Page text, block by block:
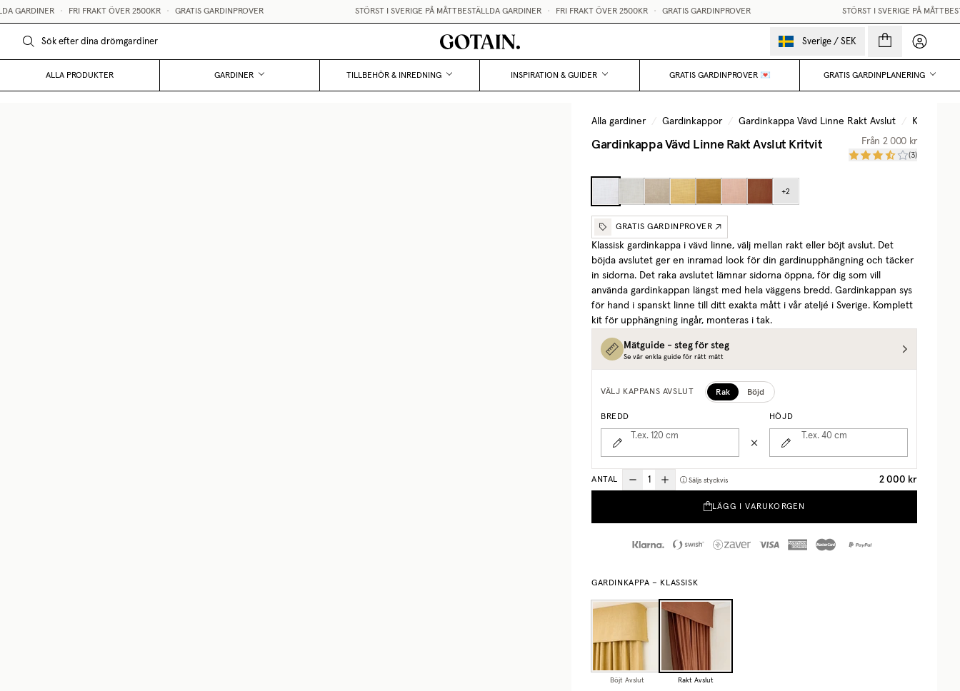
GARDINER • FRI FRAKT ÖVER 2500KR • GRATIS GARDINPROVER STÖRST I SVERIGE PÅ MÅTTBESTÄLLDA GARDINER • FRI FRAKT ÖVER 2500KR • GRATIS GARDINPROVER STÖRST I SVERIGE PÅ
Sverige / SEK Mina
ALLA PRODUKTER GARDINER TILLBEHÖR & INREDNING INSPIRATION & GUIDER GRATIS GARDINPROVER 💌 GRATIS GARDINPLANERING
Alla gardiner / Gardinkappor / Gardinkappa Vävd Linne Rakt Avslut / Kritvit
Gardinkappa Vävd Linne Rakt Avslut Kritvit Från 2 000 kr
(3)
+2
GRATIS GARDINPROVER
Klassisk gardinkappa i vävd linne, välj mellan rakt eller böjt avslut. Det
böjda avslutet ger en inramad look för din gardinupphängning och täcker
in sidorna. Det raka avslutet lämnar sidorna öppna, för dig som vill
använda gardinkappan längst med hela väggens bredd. Gardinkappan sys
för hand i spanskt linne till ditt exakta mått i vår ateljé i Sverige. Komplett
kit för upphängning ingår, monteras i tak.
Mätguide - steg för steg
Se vår enkla guide för rätt mått
VÄLJ KAPPANS AVSLUT Rak Böjd
BREDD
T.ex. 120 cm
HÖJD
T.ex. 40 cm
ANTAL Säljs styckvis 2 000 kr
LÄGG I VARUKORGEN
GARDINKAPPA – KLASSISK
Böjt Avslut Rakt Avslut